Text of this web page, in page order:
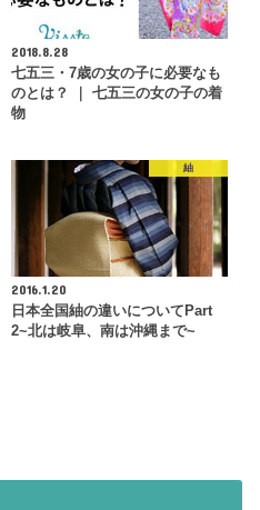
2018.8.28
七五三・7歳の女の子に必要なも
のとは？ ｜ 七五三の女の子の着
物
紬
2016.1.20
日本全国紬の違いについてPart
2~北は岐阜、南は沖縄まで~